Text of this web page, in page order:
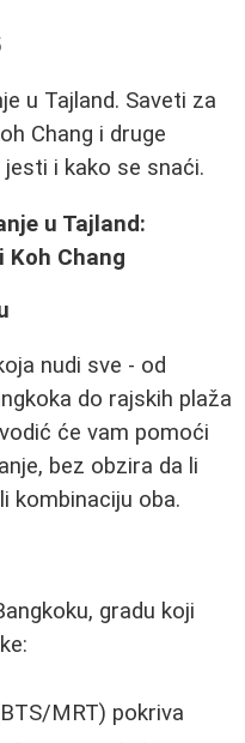
u Tajland. Saveti za
Chang i druge
i kako se snaći.
u Tajland:
Koh Chang
nudi sve - od
do rajskih plaža
će vam pomoći
bez obzira da li
kombinaciju oba.
gradu koji
MRT) pokriva